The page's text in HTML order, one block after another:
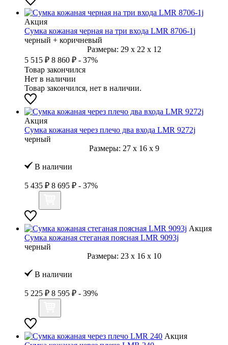
Акция
Сумка кожаная черная на три входа LMR 8706-1j
черный + коричневый
Размеры: 29 x 22 x 12
5 515 ₽ 8 860 ₽ - 37%
Товар закончился
Нет в наличии
Товар закончился, нет в наличии.
Акция
Сумка кожаная через плечо два входа LMR 9272j
черный
Размеры: 27 x 16 x 9
В наличии
5 435 ₽ 8 695 ₽ - 37%
Акция
Сумка кожаная стеганая поясная LMR 9093j
черный
Размеры: 23 x 16 x 10
В наличии
5 225 ₽ 8 595 ₽ - 39%
Акция